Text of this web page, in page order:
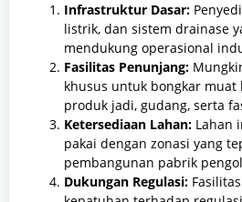
Infrastruktur Dasar:
listrik, dan sistem drainase
mendukung operasional
Fasilitas Penunjang:
khusus untuk bongkar muat
produk jadi, gudang, serta
Ketersediaan Lahan: Lahan
pakai dengan zonasi yang
pembangunan pabrik
Dukungan Regulasi: